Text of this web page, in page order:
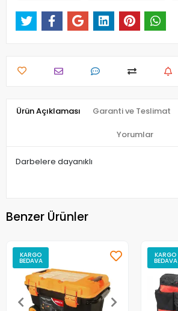
Ürün Açıklaması Garanti ve Teslimat
Yorumlar
Darbelere dayanıklı
Benzer Ürünler
KARGO
BEDAVA
KARGO
BEDAVA